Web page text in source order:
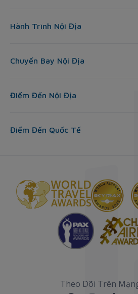
Hành Trình Nội Địa
Chuyến Bay Nội Địa
Điểm Đến Nội Địa
Điểm Đến Quốc Tế
Theo Dõi Trên